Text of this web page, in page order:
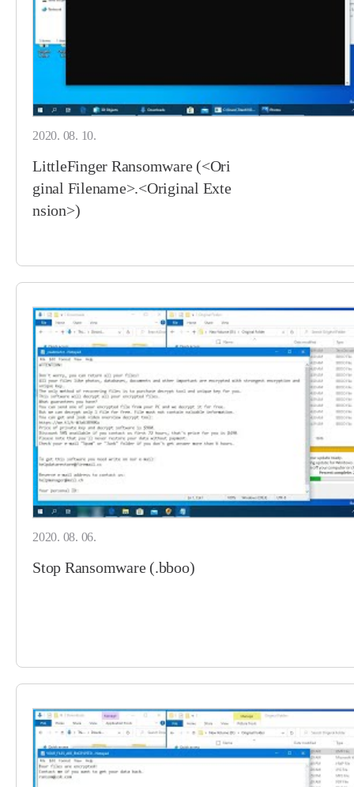
2020. 08. 10.
LittleFinger Ransomware (<Ori
ginal Filename>.<Original Exte
nsion>)
2020. 08. 06.
Stop Ransomware (.bboo)